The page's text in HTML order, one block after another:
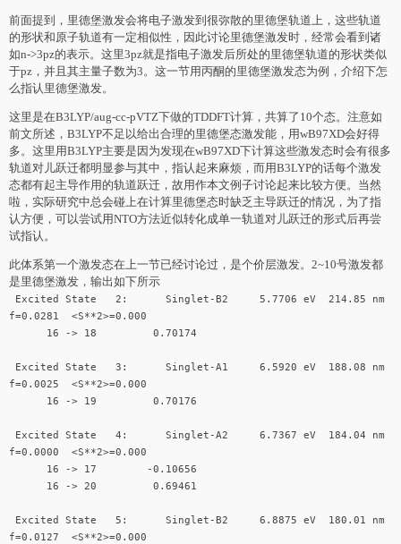
前面提到，里德堡激发会将电子激发到很弥散的里德堡轨道上，这些轨道
的形状和原子轨道有一定相似性，因此讨论里德堡激发时，经常会看到诸
如n->3pz的表示。这里3pz就是指电子激发后所处的里德堡轨道的形状类似
于pz，并且其主量子数为3。这一节用丙酮的里德堡激发态为例，介绍下怎
么指认里德堡激发。
这里是在B3LYP/aug-cc-pVTZ下做的TDDFT计算，共算了10个态。注意如
前文所述，B3LYP不足以给出合理的里德堡态激发能，用wB97XD会好得
多。这里用B3LYP主要是因为发现在wB97XD下计算这些激发态时会有很多
轨道对儿跃迁都明显参与其中，指认起来麻烦，而用B3LYP的话每个激发
态都有起主导作用的轨道跃迁，故用作本文例子讨论起来比较方便。当然
啦，实际研究中总会碰上在计算里德堡态时缺乏主导跃迁的情况，为了指
认方便，可以尝试用NTO方法近似转化成单一轨道对儿跃迁的形式后再尝
试指认。
此体系第一个激发态在上一节已经讨论过，是个价层激发。2~10号激发都
是里德堡激发，输出如下所示
Excited State 2: Singlet-B2 5.7706 eV 214.85 nm
f=0.0281 <S**2>=0.000
16 -> 18 0.70174
Excited State 3: Singlet-A1 6.5920 eV 188.08 nm
f=0.0025 <S**2>=0.000
16 -> 19 0.70176
Excited State 4: Singlet-A2 6.7367 eV 184.04 nm
f=0.0000 <S**2>=0.000
16 -> 17 -0.10656
16 -> 20 0.69461
Excited State 5: Singlet-B2 6.8875 eV 180.01 nm
f=0.0127 <S**2>=0.000